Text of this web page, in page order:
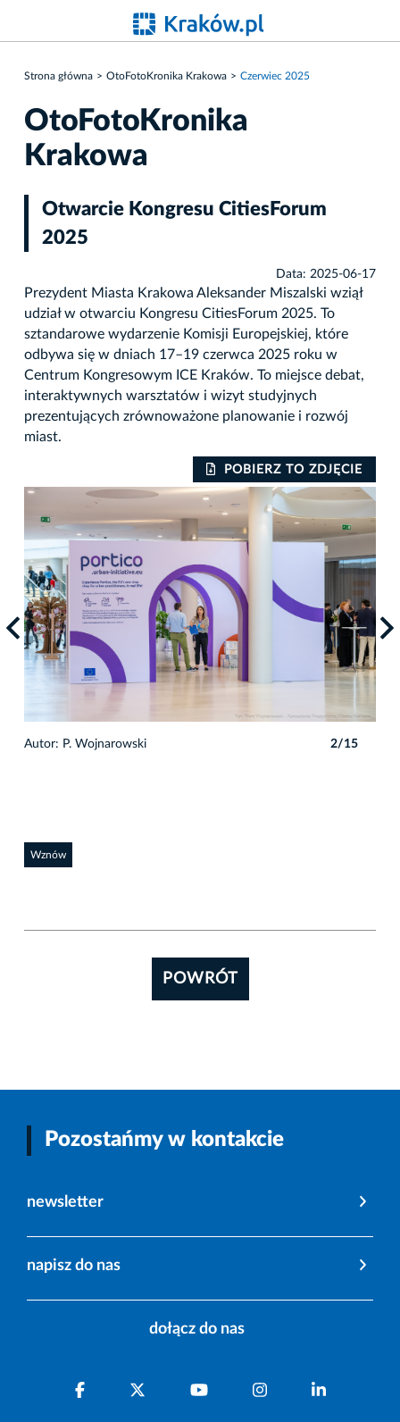
Strona główna OtoFotoKronika Krakowa Czerwiec 2025
OtoFotoKronika
Krakowa
Otwarcie Kongresu CitiesForum
2025
Data: 2025-06-17
Prezydent Miasta Krakowa Aleksander Miszalski wziął
udział w otwarciu Kongresu CitiesForum 2025. To
sztandarowe wydarzenie Komisji Europejskiej, które
odbywa się w dniach 17–19 czerwca 2025 roku w
Centrum Kongresowym ICE Kraków. To miejsce debat,
interaktywnych warsztatów i wizyt studyjnych
prezentujących zrównoważone planowanie i rozwój
miast.
POBIERZ TO ZDJĘCIE
Autor: P. Wojnarowski 2/15
Wznów
POWRÓT
Pozostańmy w kontakcie
newsletter
napisz do nas
dołącz do nas